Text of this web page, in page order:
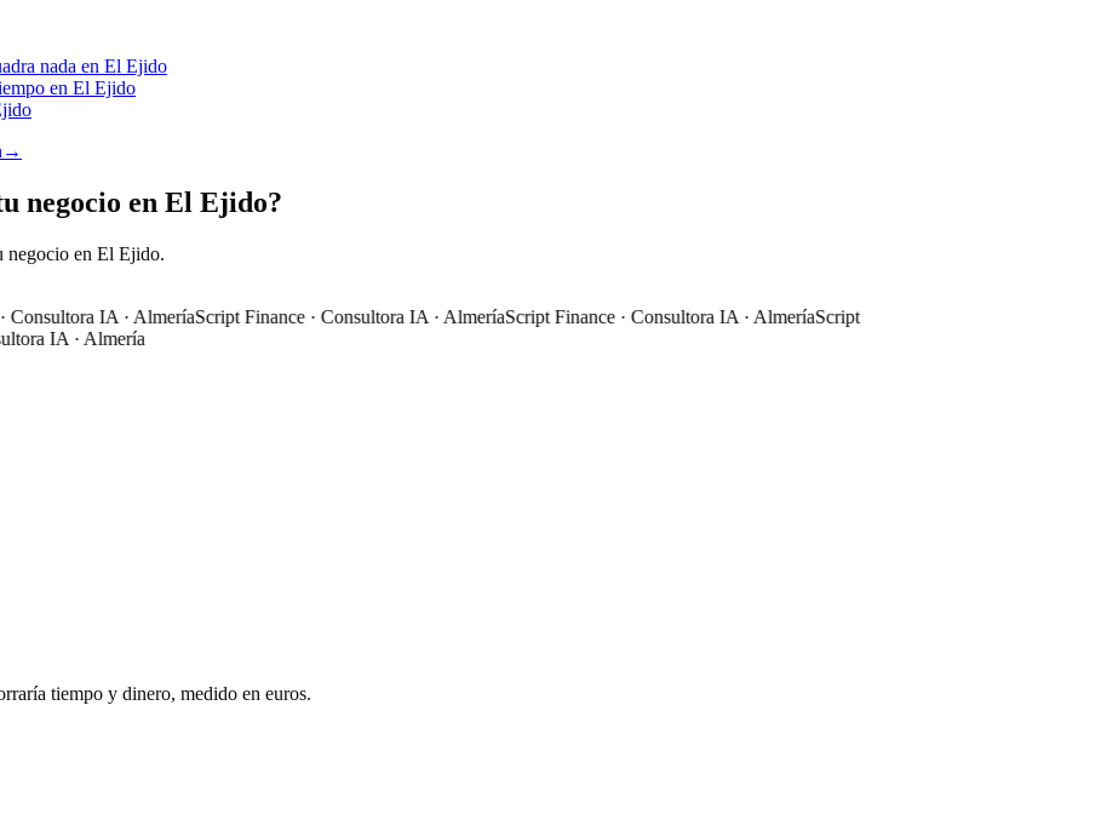
nada en El Ejido
en El Ejido
→
negocio en El Ejido?
negocio en El Ejido.
IA · AlmeríaScript Finance · Consultora IA · AlmeríaScript Finance · Consultora IA · AlmeríaScript
IA · Almería
tiempo y dinero, medido en euros.